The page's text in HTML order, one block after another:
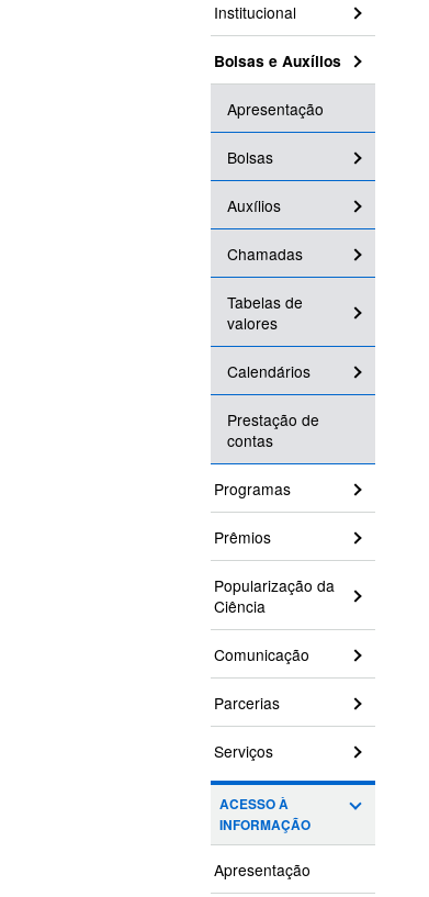
Institucional
Bolsas e Auxílios
Apresentação
Bolsas
Auxílios
Chamadas
Tabelas de
valores
Calendários
Prestação de
contas
Programas
Prêmios
Popularização da
Ciência
Comunicação
Parcerias
Serviços
ACESSO À
INFORMAÇÃO
Apresentação